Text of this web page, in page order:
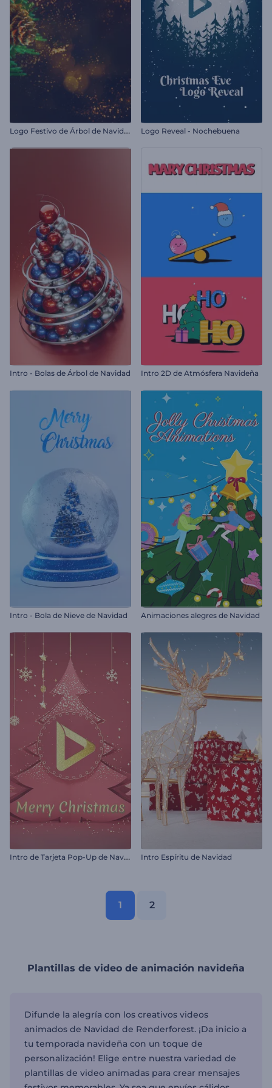
L
ogo Festivo de Árbol de Navidad Logo Reveal - Nochebuena
Intro - Bolas de Árbol de Navidad Intro 2D de Atmósfera Navideña
Intro - Bola de Nieve de Navidad Animaciones alegres de Navidad
I
ntro de Tarjeta Pop-Up de Navidad Intro Espíritu de Navidad
1 2
Plantillas de video de animación navideña
Difunde la alegría con los creativos videos
animados de Navidad de Renderforest. ¡Da inicio a
tu temporada navideña con un toque de
personalización! Elige entre nuestra variedad de
plantillas de video animadas para crear mensajes